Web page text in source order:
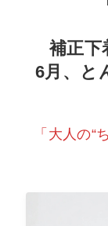
補正下
6月、と
「大人の“